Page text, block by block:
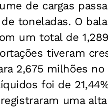
de cargas
toneladas. O
um total de
tiveram
2,675 milhões
foi de
uma alta